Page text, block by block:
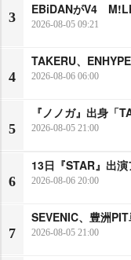
3
EBiDANがV4
2026-08-05 09:21
4
TAKERU、
2026-08-06 06:00
5
『ノノガ』出身「
2026-08-05 21:00
6
13日『STAR』出
2026-08-06 20:00
7
SEVENIC、豊洲
2026-08-05 21:00